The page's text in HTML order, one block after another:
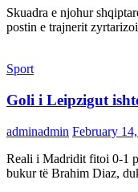
Skuadra e njohur
postin e trajnerit
Sport
Goli i Leipzigut
adminadmin February
Reali i Madridit fitoi 0-1
bukur të Brahim Diaz,